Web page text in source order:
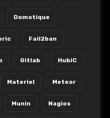
Domotique
Fail2ban
Gitlab HubiC
Materiel Meteor
Munin Nagios